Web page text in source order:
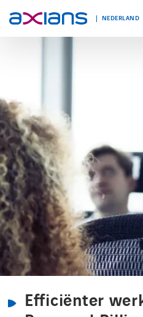
NEDERLAND
OVER AXIANS
EXPERTISE
MARKTSEGMENT
NIEUWS &
Nieuws
Kennisbank
Efficiënter